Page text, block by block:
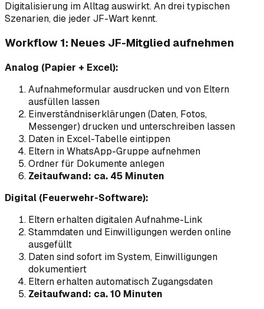
Digitalisierung im Alltag auswirkt. An drei typischen
Szenarien, die jeder JF-Wart kennt.
Workflow 1: Neues JF-Mitglied aufnehmen
Analog (Papier + Excel):
Aufnahmeformular ausdrucken und von Eltern
ausfüllen lassen
Einverständniserklärungen (Daten, Fotos,
Messenger) drucken und unterschreiben lassen
Daten in Excel-Tabelle eintippen
Eltern in WhatsApp-Gruppe aufnehmen
Ordner für Dokumente anlegen
Zeitaufwand: ca. 45 Minuten
Digital (Feuerwehr-Software):
Eltern erhalten digitalen Aufnahme-Link
Stammdaten und Einwilligungen werden online
ausgefüllt
Daten sind sofort im System, Einwilligungen
dokumentiert
Eltern erhalten automatisch Zugangsdaten
Zeitaufwand: ca. 10 Minuten